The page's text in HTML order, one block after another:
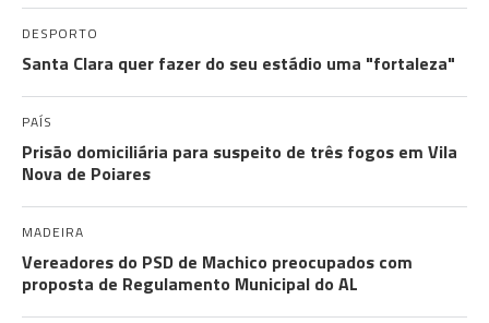
DESPORTO
Santa Clara quer fazer do seu estádio uma "fortaleza"
PAÍS
Prisão domiciliária para suspeito de três fogos em Vila
Nova de Poiares
MADEIRA
Vereadores do PSD de Machico preocupados com
proposta de Regulamento Municipal do AL